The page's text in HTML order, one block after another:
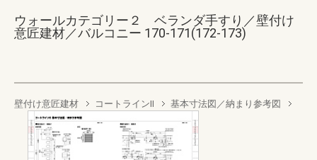
ウォールカテゴリー２ ベランダ手すり／壁付け
意匠建材／バルコニー 170-171(172-173)
壁付け意匠建材 コートラインII 基本寸法図／納まり参考図